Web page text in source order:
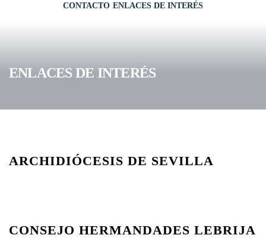
CONTACTO ENLACES DE INTERÉS
ENLACES DE INTERÉS
ARCHIDIÓCESIS DE SEVILLA
CONSEJO HERMANDADES LEBRIJA